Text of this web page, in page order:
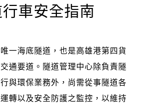
車安全指南
一海底隧道，也是高雄港第四貨
通要道。隧道管理中心除負責隧
與環保業務外，尚需從事隧道各
轉以及安全防護之監控，以維持